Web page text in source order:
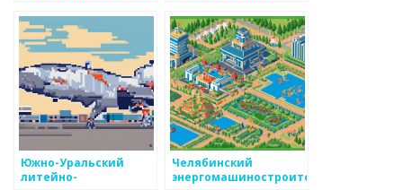
моделям?
Южно-Уральский
литейно-
Челябинский
энергомашиностроительный